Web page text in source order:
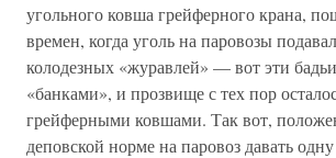
угольного ковша грейферного крана,
времен, когда уголь на паровозы
колодезных «журавлей» — вот эти
«банками», и прозвище с тех пор
грейферными ковшами. Так вот,
деповской норме на паровоз давать